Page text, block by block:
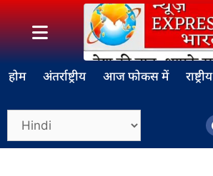
होम अंतर्राष्ट्रीय आज फोकस में राष्ट्रीय